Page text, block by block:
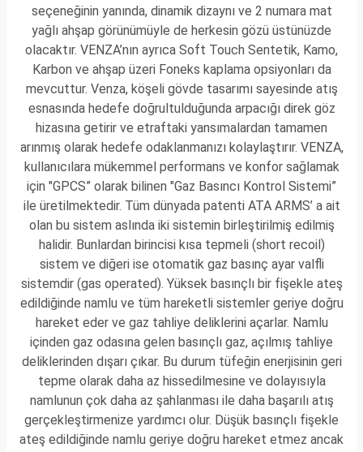
seçeneğinin yanında, dinamik dizaynı ve 2 numara mat
yağlı ahşap görünümüyle de herkesin gözü üstünüzde
olacaktır. VENZA’nın ayrıca Soft Touch Sentetik, Kamo,
Karbon ve ahşap üzeri Foneks kaplama opsiyonları da
mevcuttur. Venza, köşeli gövde tasarımı sayesinde atış
esnasında hedefe doğrultulduğunda arpacığı direk göz
hizasına getirir ve etraftaki yansımalardan tamamen
arınmış olarak hedefe odaklanmanızı kolaylaştırır. VENZA,
kullanıcılara mükemmel performans ve konfor sağlamak
için "GPCS” olarak bilinen "Gaz Basıncı Kontrol Sistemi”
ile üretilmektedir. Tüm dünyada patenti ATA ARMS’ a ait
olan bu sistem aslında iki sistemin birleştirilmiş edilmiş
halidir. Bunlardan birincisi kısa tepmeli (short recoil)
sistem ve diğeri ise otomatik gaz basınç ayar valfli
sistemdir (gas operated). Yüksek basınçlı bir fişekle ateş
edildiğinde namlu ve tüm hareketli sistemler geriye doğru
hareket eder ve gaz tahliye deliklerini açarlar. Namlu
içinden gaz odasına gelen basınçlı gaz, açılmış tahliye
deliklerinden dışarı çıkar. Bu durum tüfeğin enerjisinin geri
tepme olarak daha az hissedilmesine ve dolayısıyla
namlunun çok daha az şahlanması ile daha başarılı atış
gerçekleştirmenize yardımcı olur. Düşük basınçlı fişekle
ateş edildiğinde namlu geriye doğru hareket etmez ancak